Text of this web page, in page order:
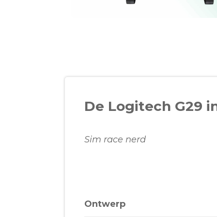
De Logitech G29
Sim race nerd
Ontwerp